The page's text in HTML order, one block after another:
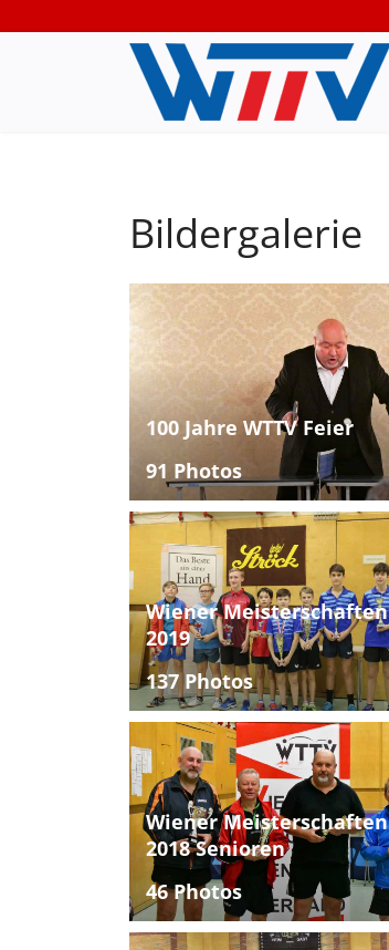
Bildergalerie
100 Jahre WTTV Feier
91 Photos
Wiener Meisterschaften
2019
137 Photos
Wiener Meisterschaften
2018 Senioren
46 Photos